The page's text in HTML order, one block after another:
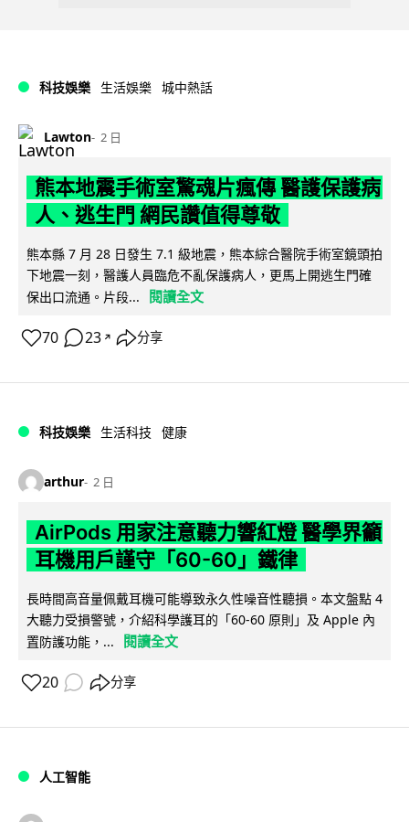
科技娛樂 生活娛樂 城中熱話
Lawton 2 日
熊本地震手術室驚魂片瘋傳 醫護保護病
人、逃生門 網民讚值得尊敬
熊本縣 7 月 28 日發生 7.1 級地震，熊本綜合醫院手術室鏡頭拍
下地震一刻，醫護人員臨危不亂保護病人，更馬上開逃生門確
保出口流通。片段...
閱讀全文
70 23 ↗ 分享
科技娛樂 生活科技 健康
arthur 2 日
AirPods 用家注意聽力響紅燈 醫學界籲
耳機用戶謹守「60-60」鐵律
長時間高音量佩戴耳機可能導致永久性噪音性聽損。本文盤點 4
大聽力受損警號，介紹科學護耳的「60-60 原則」及 Apple 內
置防護功能，...
閱讀全文
20 分享
人工智能